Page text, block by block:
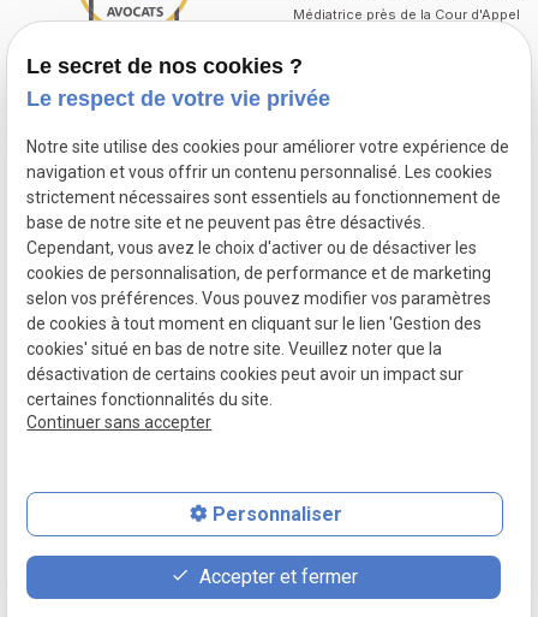
Contactez-nous au
04 67 54 38 05
Du lundi au
vendredi :
de 9h00 à 18h00
Siret
88808219500015
Médiatrice près de la Cour d'Appel
Mentions
légales
Plan du site
Politique de
confidentialité
place
Plan d'accès
contact_page phone
Le secret de nos cookies ?
Le respect de votre vie privée
Notre site utilise des cookies pour améliorer votre expérience de
navigation et vous offrir un contenu personnalisé. Les cookies
strictement nécessaires sont essentiels au fonctionnement de
base de notre site et ne peuvent pas être désactivés.
Cependant, vous avez le choix d'activer ou de désactiver les
cookies de personnalisation, de performance et de marketing
selon vos préférences. Vous pouvez modifier vos paramètres
de cookies à tout moment en cliquant sur le lien 'Gestion des
cookies' situé en bas de notre site. Veuillez noter que la
désactivation de certains cookies peut avoir un impact sur
certaines fonctionnalités du site.
Continuer sans accepter
Personnaliser
Accepter et fermer